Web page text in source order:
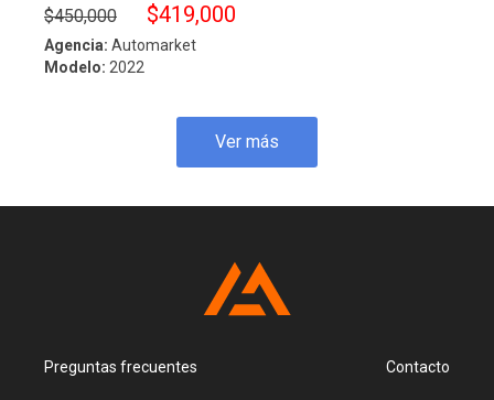
$450,000 $419,000
Agencia: Automarket
Modelo: 2022
Ver más
Preguntas frecuentes Contacto